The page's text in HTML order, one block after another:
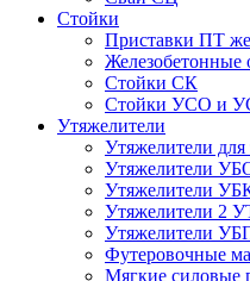
Стойки
Приставки ПТ
Стойки СК
Стойки УСО и
Утяжелители
Утяжелители для
Утяжелители
Утяжелители
Утяжелители 2
Утяжелители
Футеровочные
Мягкие силовые